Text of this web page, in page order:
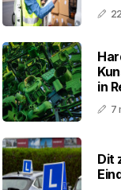
in
7
Dit